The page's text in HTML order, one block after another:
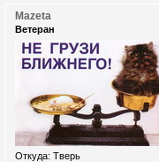
Mazeta
Ветеран
Откуда: Тверь